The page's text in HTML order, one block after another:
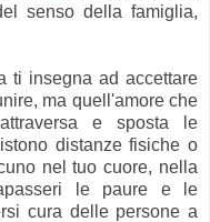
senso della famiglia,
ti insegna ad accettare
ma quell'amore che
e sposta le
distanze fisiche o
nel tuo cuore, nella
le paure e le
cura delle persone a